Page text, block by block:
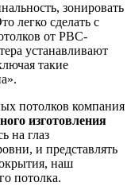
зонировать
легко сделать с
от РВС-
устанавливают
такие
потолков компания
изготовления
на глаз
и представлять
наш
потолка.